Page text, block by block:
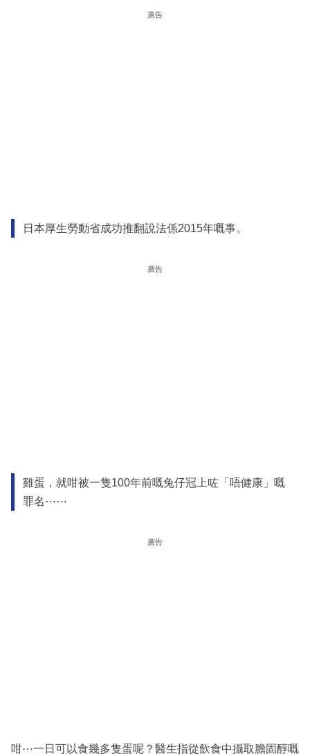
廣告
日本厚生勞動省成功推翻說法係2015年嘅事。
廣告
雞蛋，就咁被一隻100年前嘅兔仔冠上咗「唔健康」嘅
罪名⋯⋯
廣告
咁⋯一日可以食幾多隻蛋呢？醫生指從飲食中攝取膽固醇嘅